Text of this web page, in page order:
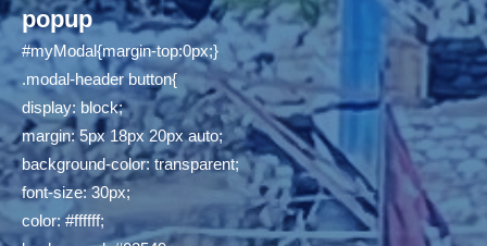
popup
#myModal{margin-top:0px;}
.modal-header button{
display: block;
margin: 5px 18px 20px auto;
background-color: transparent;
font-size: 30px;
color: #ffffff;